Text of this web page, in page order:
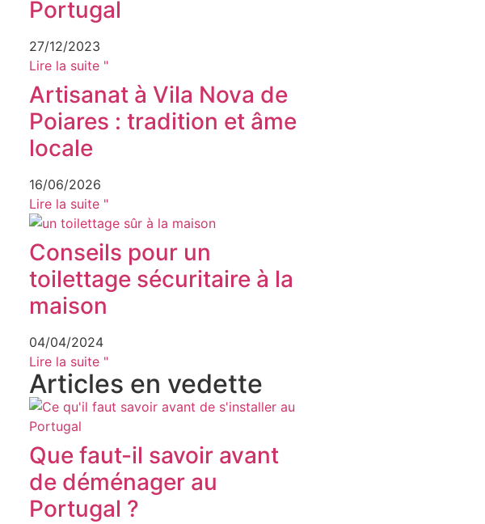
Portugal
27/12/2023
Lire la suite "
Artisanat à Vila Nova de
Poiares : tradition et âme
locale
16/06/2026
Lire la suite "
Conseils pour un
toilettage sécuritaire à la
maison
04/04/2024
Lire la suite "
Articles en vedette
Que faut-il savoir avant
de déménager au
Portugal ?